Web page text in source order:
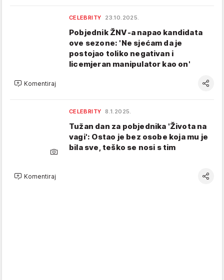
CELEBRITY 23.10.2025.
Pobjednik ŽNV-a napao kandidata
ove sezone: 'Ne sjećam da je
postojao toliko negativan i
licemjeran manipulator kao on'
Komentiraj
CELEBRITY 8.1.2025.
Tužan dan za pobjednika 'Života na
vagi': Ostao je bez osobe koja mu je
bila sve, teško se nosi s tim
Komentiraj